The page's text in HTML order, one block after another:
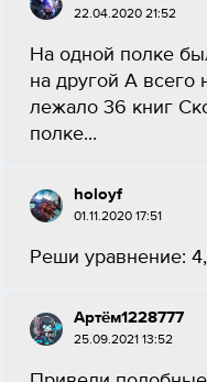
22.04.2020 21:52
На одной полке
на другой А всего
лежало 36 книг
полке​...
holoyf
01.11.2020 17:51
Реши уравнение:
Артём1228777
25.09.2021 13:52